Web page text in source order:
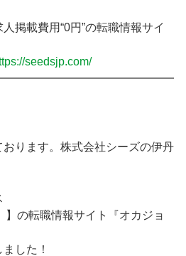
掲載費用“0円”の転職情報サイ
seedsjp.com/
ります。株式会社シーズの伊丹
の転職情報サイト『オカジョ
した！